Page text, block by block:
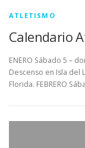
ATLETISMO
Calendario
ENERO Sábado 5 –
Descenso en Isla del
Florida. FEBRERO